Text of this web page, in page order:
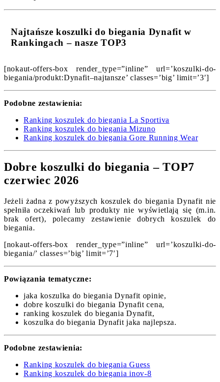
Najtańsze koszulki do biegania Dynafit w
Rankingach – nasze TOP3
[nokaut-offers-box render_type=”inline” url=’koszulki-do-
biegania/produkt:Dynafit–najtansze’ classes=’big’ limit=’3′]
Podobne zestawienia:
Ranking koszulek do biegania La Sportiva
Ranking koszulek do biegania Mizuno
Ranking koszulek do biegania Gore Running Wear
Dobre koszulki do biegania – TOP7
czerwiec 2026
Jeżeli żadna z powyższych koszulek do biegania Dynafit nie
spełniła oczekiwań lub produkty nie wyświetlają się (m.in.
brak ofert), polecamy zestawienie dobrych koszulek do
biegania.
[nokaut-offers-box render_type=”inline” url=’koszulki-do-
biegania/’ classes=’big’ limit=’7′]
Powiązania tematyczne:
jaka koszulka do biegania Dynafit opinie,
dobre koszulki do biegania Dynafit cena,
ranking koszulek do biegania Dynafit,
koszulka do biegania Dynafit jaka najlepsza.
Podobne zestawienia:
Ranking koszulek do biegania Guess
Ranking koszulek do biegania inov-8